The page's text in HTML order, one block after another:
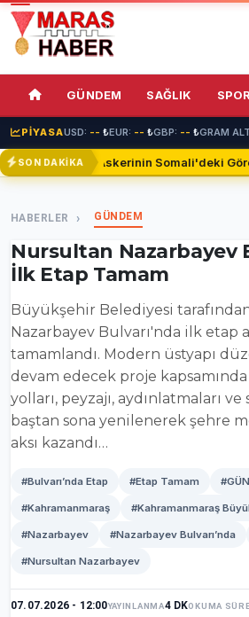
GÜNDEM SAĞLIK SPOR
PİYASAUSD: -- ₺EUR: -- ₺GBP: -- ₺GRAM
SON DAKİKATürk Askerinin Somali'deki Görev
HABERLER GÜNDEM
Nursultan Nazarbayev
İlk Etap Tamam
Büyükşehir Belediyesi
Nazarbayev Bulvarı'nda ilk etap
tamamlandı. Modern üstyapı
devam edecek proje
yolları, peyzajı, aydınlatmaları ve
baştan sona yenilenerek şehre
aksı kazandı…
#Bulvarı’nda Etap #Etap Tamam
#Kahramanmaraş #Kahramanmaraş
#Nazarbayev #Nazarbayev Bulvarı’nda
#Nursultan Nazarbayev
07.07.2026 - 12:00YAYINLANMA4 DKOKUMA